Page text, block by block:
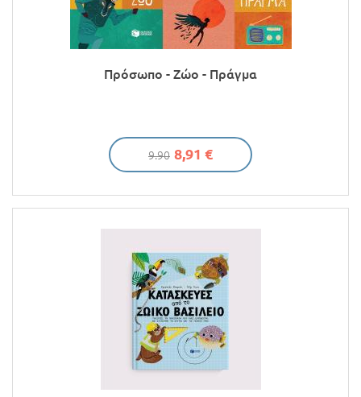
Πρόσωπο - Ζώο - Πράγμα
9.90 8,91 €